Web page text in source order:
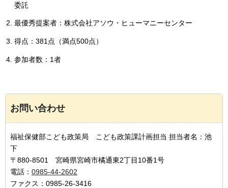
委託
最優秀提案者：株式会社アソウ・ヒューマニーセンター
得点：381点（満点500点）
参加者数：1者
お問い合わせ
福祉保健部こども政策局 こども政策課計画担当 担当者名：池
下
〒880-8501 宮崎県宮崎市橘通東2丁目10番1号
電話： 0985-44-2602
ファクス：0985-26-3416